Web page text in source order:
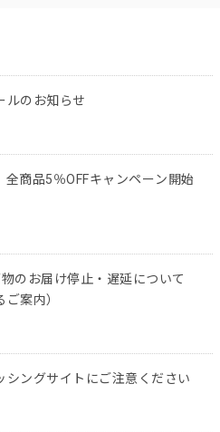
ルのお知らせ
商品5％OFFキャンペーン開始
のお届け停止・遅延について
案内）
シングサイトにご注意ください